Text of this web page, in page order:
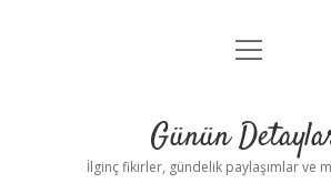
Gizlilik Politikası
Yasal Uyarı
menüyü
Günün
İlginç fikirler, gündelik paylaşımlar ve